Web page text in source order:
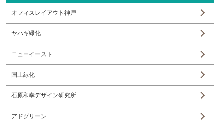
オフィスレイアウト神戸
ヤハギ緑化
ニューイースト
国土緑化
石原和幸デザイン研究所
アドグリーン